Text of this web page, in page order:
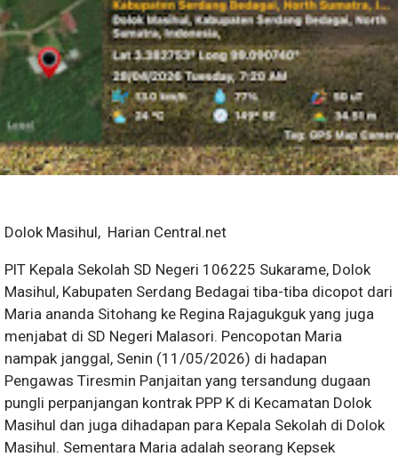
Dolok Masihul, Harian Central.net
PlT Kepala Sekolah SD Negeri 106225 Sukarame, Dolok
Masihul, Kabupaten Serdang Bedagai tiba-tiba dicopot dari
Maria ananda Sitohang ke Regina Rajagukguk yang juga
menjabat di SD Negeri Malasori. Pencopotan Maria
nampak janggal, Senin (11/05/2026) di hadapan
Pengawas Tiresmin Panjaitan yang tersandung dugaan
pungli perpanjangan kontrak PPP K di Kecamatan Dolok
Masihul dan juga dihadapan para Kepala Sekolah di Dolok
Masihul. Sementara Maria adalah seorang Kepsek